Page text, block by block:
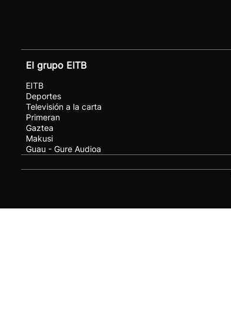
El grupo EITB
EITB
Deportes
Televisión a la carta
Primeran
Gaztea
Makusi
Guau - Gure Audioa